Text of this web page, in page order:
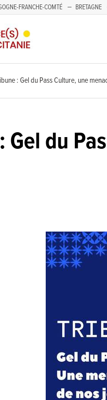
FRANCHE-COMTÉ BRETAGNE
: Gel du Pass Culture, une
Gel du